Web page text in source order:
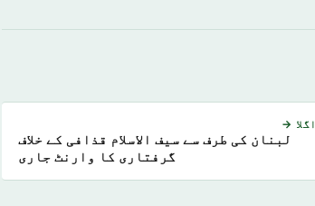
اگلا →
لبنان کی طرف سے سیف الاسلام قذافی کے خلاف
گرفتاری کا وارنٹ جاری